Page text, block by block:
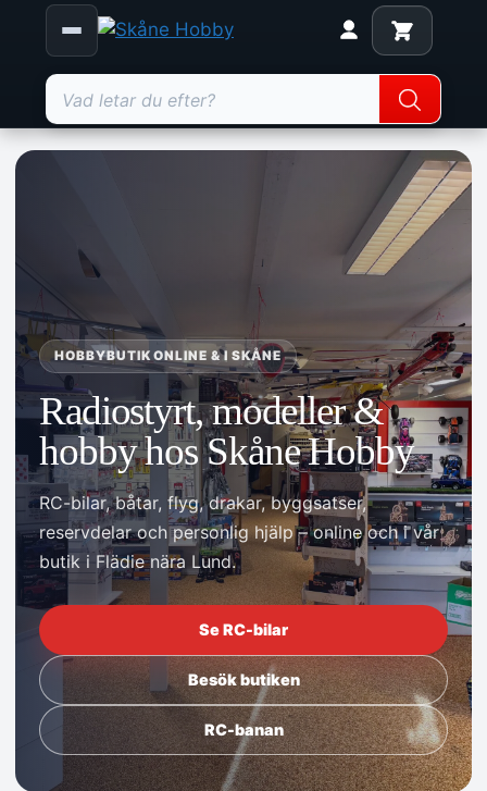
Hoppa
till
Products
search
HOBBYBUTIK ONLINE & I SKÅNE
Radiostyrt, modeller &
hobby hos Skåne Hobby
RC-bilar, båtar, flyg, drakar, byggsatser,
reservdelar och personlig hjälp – online och i vår
butik i Flädie nära Lund.
Se RC-bilar
Besök butiken
RC-banan